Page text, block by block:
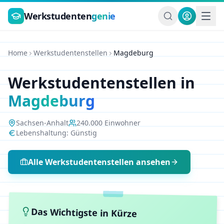
Zum Hauptinhalt springen
Werkstudentengenie
Home Werkstudentenstellen Magdeburg
Werkstudentenstellen in
Magdeburg
Sachsen-Anhalt 240.000 Einwohner
Lebenshaltung: Günstig
Alle Werkstudentenstellen ansehen
Das Wichtigste in Kürze